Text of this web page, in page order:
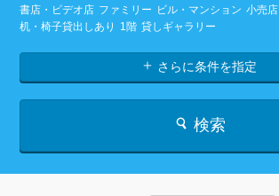
書店・ビデオ店 ファミリー ビル・マンション 小売店
机・椅子貸出しあり
1階 貸しギャラリー
さらに条件を指定
検索